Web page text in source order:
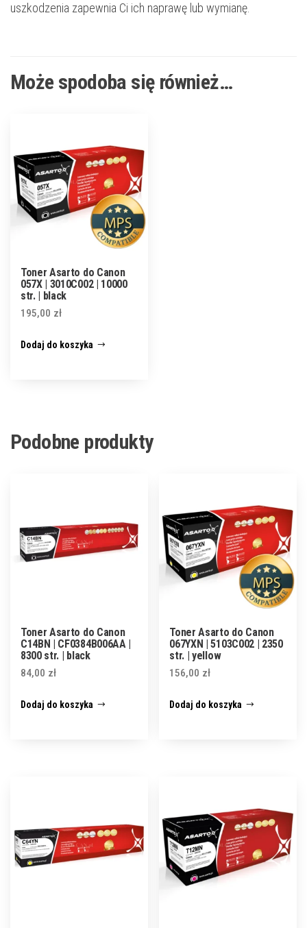
uszkodzenia zapewnia Ci ich naprawę lub wymianę.
Może spodoba się również…
Toner Asarto do Canon
057X | 3010C002 | 10000
str. | black
195,00 zł
Dodaj do koszyka
Podobne produkty
Toner Asarto do Canon
C14BN | CF0384B006AA |
8300 str. | black
84,00 zł
Dodaj do koszyka
Toner Asarto do Canon
067YXN | 5103C002 | 2350
str. | yellow
156,00 zł
Dodaj do koszyka